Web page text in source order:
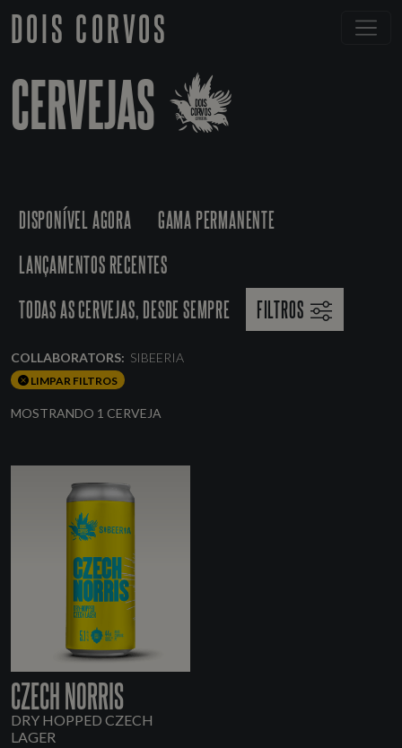
DOIS CORVOS
CERVEJAS
DISPONÍVEL AGORA
GAMA PERMANENTE
LANÇAMENTOS RECENTES
TODAS AS CERVEJAS, DESDE SEMPRE
FILTROS
COLLABORATORS: SIBEERIA
LIMPAR FILTROS
MOSTRANDO 1 CERVEJA
CZECH NORRIS
DRY HOPPED CZECH
LAGER